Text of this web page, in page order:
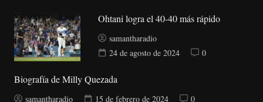
Ohtani logra el 40-40 más rápido
samantharadio
24 de agosto de 2024
0
Biografía de Milly Quezada
samantharadio 15 de febrero de 2024 0